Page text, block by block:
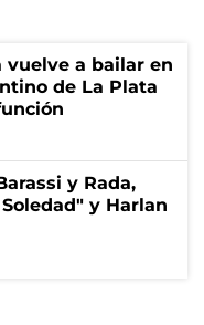
vuelve a bailar en
de La Plata
y Rada,
y Harlan